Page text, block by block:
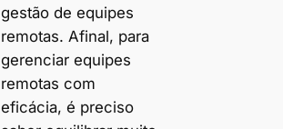
gestão de equipes
remotas. Afinal, para
gerenciar equipes
remotas com
eficácia, é preciso